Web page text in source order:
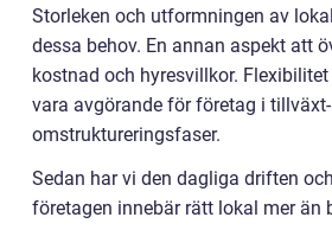
Storleken och utformningen av
dessa behov. En annan aspekt att
kostnad och hyresvillkor.
vara avgörande för företag i
omstruktureringsfaser.
Sedan har vi den dagliga driften
företagen innebär rätt lokal mer än